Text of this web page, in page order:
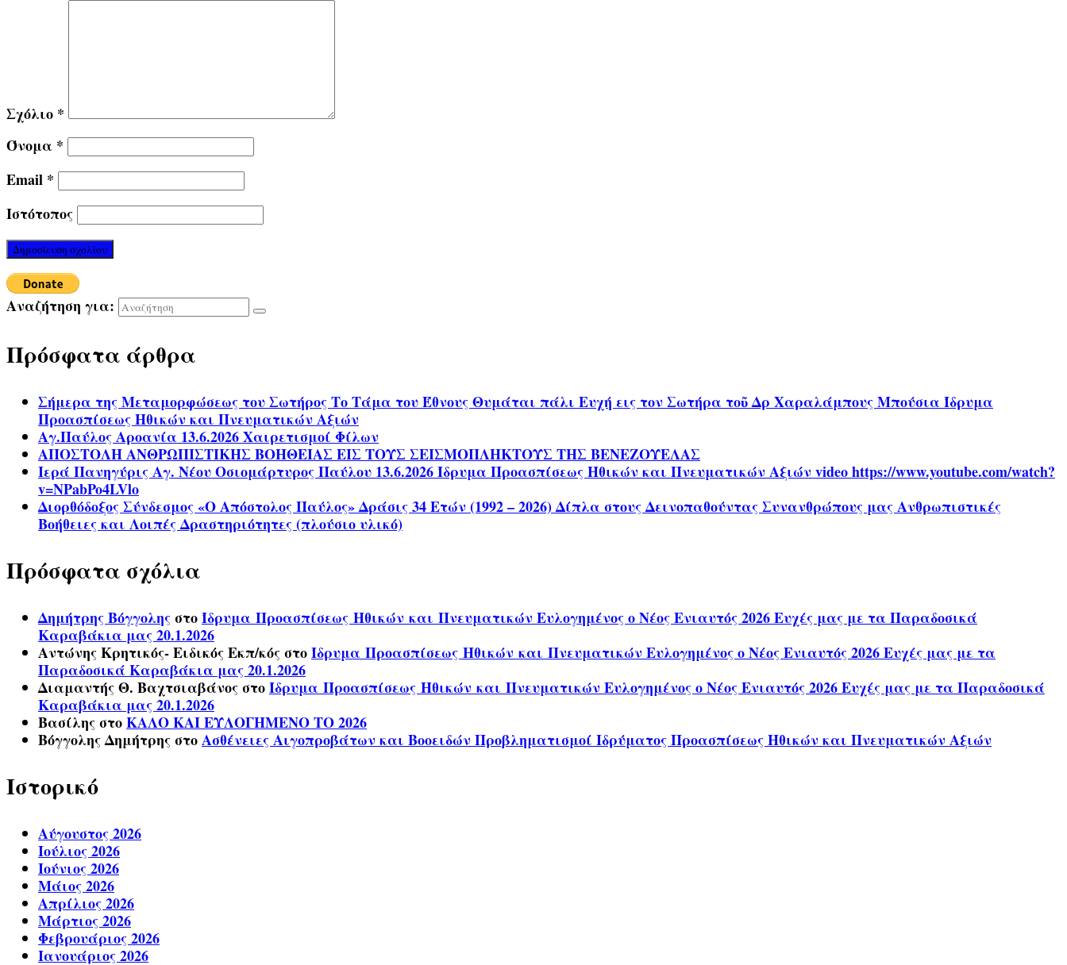
Σχόλιο *
Όνομα *
Email *
Ιστότοπος
Αναζήτηση για:
Πρόσφατα άρθρα
Σήμερα της Μεταμορφώσεως του Σωτήρος Το Τάμα του Έθνους Θυμάται πάλι Ευχή εις τον Σωτήρα τοῦ Δρ Χαραλάμπους Μπούσια Ίδρυμα
Προασπίσεως Ηθικών και Πνευματικών Αξιών
Αγ.Παύλος Αροανία 13.6.2026 Χαιρετισμοί Φίλων
ΑΠΟΣΤΟΛΗ ΑΝΘΡΩΠΙΣΤΙΚΗΣ ΒΟΗΘΕΙΑΣ ΕΙΣ ΤΟΥΣ ΣΕΙΣΜΟΠΛΗΚΤΟΥΣ ΤΗΣ ΒΕΝΕΖΟΥΕΛΑΣ
Ιερά Πανηγύρις Αγ. Νέου Οσιομάρτυρος Παύλου 13.6.2026 Ίδρυμα Προασπίσεως Ηθικών και Πνευματικών Αξιών video https://www.youtube.com/watch?
v=NPabPo4LVlo
Διορθόδοξος Σύνδεσμος «Ο Απόστολος Παύλος» Δράσις 34 Ετών (1992 – 2026) Δίπλα στους Δεινοπαθούντας Συνανθρώπους μας Ανθρωπιστικές
Βοήθειες και Λοιπές Δραστηριότητες (πλούσιο υλικό)
Πρόσφατα σχόλια
Δημήτρης ΒόγγοληςστοΊδρυμα Προασπίσεως Ηθικών και Πνευματικών Ευλογημένος ο Νέος Ενιαυτός 2026 Ευχές μας με τα Παραδοσικά
Καραβάκια μας 20.1.2026
Αντώνης Κρητικός- Ειδικός Εκπ/κόςστοΊδρυμα Προασπίσεως Ηθικών και Πνευματικών Ευλογημένος ο Νέος Ενιαυτός 2026 Ευχές μας με τα
Παραδοσικά Καραβάκια μας 20.1.2026
Διαμαντής Θ. ΒαχτσιαβάνοςστοΊδρυμα Προασπίσεως Ηθικών και Πνευματικών Ευλογημένος ο Νέος Ενιαυτός 2026 Ευχές μας με τα Παραδοσικά
Καραβάκια μας 20.1.2026
ΒασίληςστοΚΑΛΟ ΚΑΙ ΕΥΛΟΓΗΜΕΝΟ ΤΟ 2026
Βόγγολης ΔημήτρηςστοΑσθένειες Αιγοπροβάτων και Βοοειδών Προβληματισμοί Ιδρύματος Προασπίσεως Ηθικών και Πνευματικών Αξιών
Ιστορικό
Αύγουστος 2026
Ιούλιος 2026
Ιούνιος 2026
Μάιος 2026
Απρίλιος 2026
Μάρτιος 2026
Φεβρουάριος 2026
Ιανουάριος 2026